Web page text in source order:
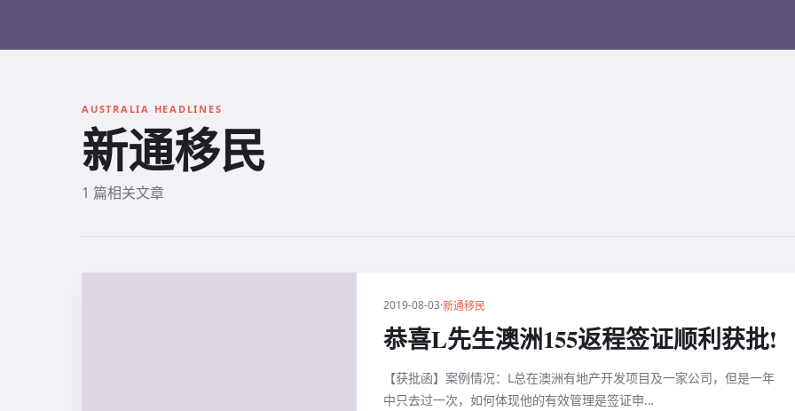
AUSTRALIA HEADLINES
新通移民
1 篇相关文章
2019-08-03·新通移民
恭喜L先生澳洲155返程签证顺利获批!
【获批函】案例情况：L总在澳洲有地产开发项目及一家公司，但是一年
中只去过一次，如何体现他的有效管理是签证申…